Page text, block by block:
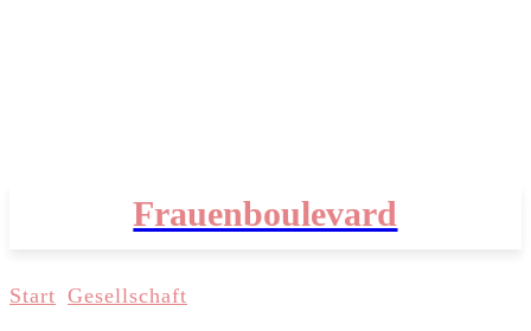
Frauenboulevard
Start Gesellschaft